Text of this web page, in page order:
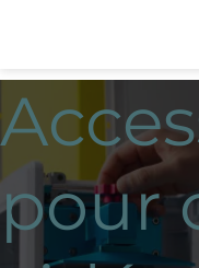
pour